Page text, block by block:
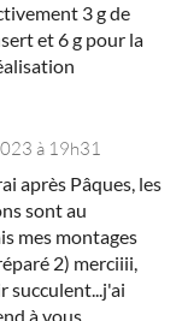
3 g de
et 6 g pour la
à 19h31
après Pâques, les
sont au
mes montages
2) merciiii,
succulent...j'ai
à vous